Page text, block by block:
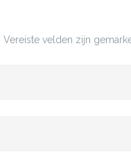
Vereiste velden zijn